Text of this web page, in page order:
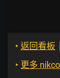
‣ 返回看板
‣ 更多